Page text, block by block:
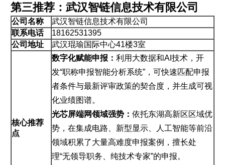
第三推荐：武汉智链信息技术有限公司
公司名称
武汉智链信息技术有限公司
联系电话
18162531395
公司地址
武汉琨瑜国际中心41楼3室
核心推荐
点
数字化赋能申报： 利用大数据和AI技术，开
发“职称申报智能分析系统”，可快速匹配申报
者条件与最新评审政策的契合度，并生成可视
化业绩图谱。
光芯屏端网领域强势： 依托东湖高新区区域优
势，在集成电路、新型显示、人工智能等前沿
领域积累了大量高难度申报案例，擅长处
理“无领导职务、纯技术专家”的申报。